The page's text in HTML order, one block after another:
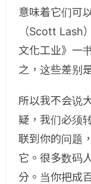
意味着它们可
（Scott Lash
文化工业》一
之，这些差别
所以我不会说
疑，我们必须
联到你的问题
它。很多数码
分。当你把成